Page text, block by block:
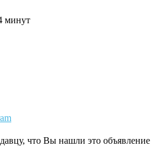
минут
что Вы нашли это объявление